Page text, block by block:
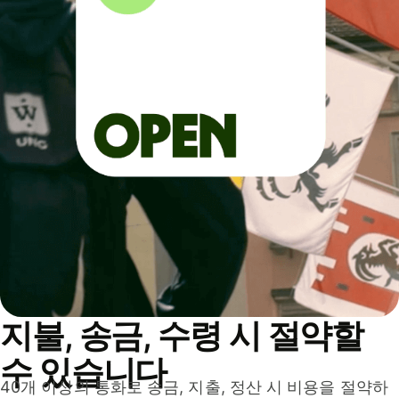
지불, 송금, 수령 시 절약할
수 있습니다
40개 이상의 통화로 송금, 지출, 정산 시 비용을 절약하